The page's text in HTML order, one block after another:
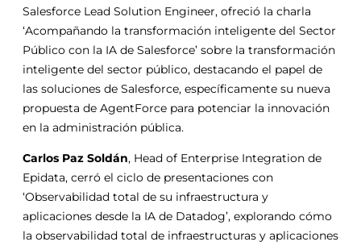
Salesforce Lead Solution Engineer, ofreció la charla
‘Acompañando la transformación inteligente del Sector
Público con la IA de Salesforce’ sobre la transformación
inteligente del sector público, destacando el papel de
las soluciones de Salesforce, específicamente su nueva
propuesta de AgentForce para potenciar la innovación
en la administración pública.
Carlos Paz Soldán, Head of Enterprise Integration de
Epidata, cerró el ciclo de presentaciones con
‘Observabilidad total de su infraestructura y
aplicaciones desde la IA de Datadog’, explorando cómo
la observabilidad total de infraestructuras y aplicaciones